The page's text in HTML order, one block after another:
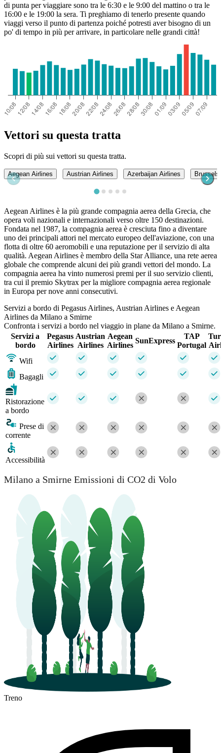
di punta per viaggiare sono tra le 6:30 e le 9:00 del mattino o tra le
16:00 e le 19:00 la sera. Ti preghiamo di tenerlo presente quando
viaggi verso il punto di partenza poiché potresti aver bisogno di un
po' di tempo in più per arrivare, in particolare nelle grandi città!
Vettori su questa tratta
Scopri di più sui vettori su questa tratta.
Aegean Airlines Austrian Airlines Azerbaijan Airlines
Aegean Airlines è la più grande compagnia aerea della Grecia, che
opera voli nazionali e internazionali verso oltre 150 destinazioni.
Fondata nel 1987, la compagnia aerea è cresciuta fino a diventare
uno dei principali attori nel mercato europeo dell'aviazione, con una
flotta di oltre 60 aeromobili e una reputazione per il servizio di alta
qualità. Aegean Airlines è membro della Star Alliance, una rete aerea
globale che comprende alcuni dei più grandi vettori del mondo. La
compagnia aerea ha vinto numerosi premi per il suo servizio clienti,
tra cui il premio Skytrax per la migliore compagnia aerea regionale
in Europa per nove anni consecutivi.
Servizi a bordo di Pegasus Airlines, Austrian Airlines e Aegean
Airlines da Milano a Smirne
Confronta i servizi a bordo nel viaggio in plane da Milano a Smirne.
Servizi a
bordo
Pegasus
Airlines
Austrian
Airlines
Aegean
Airlines
SunExpress
TAP
Portugal
Wifi
Bagagli
Ristorazione
a bordo
Prese di
corrente
Accessibilità
Milano a Smirne Emissioni di CO2 di Volo
Treno